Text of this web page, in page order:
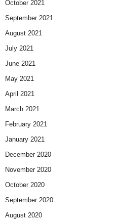
October 2021
September 2021
August 2021
July 2021
June 2021
May 2021
April 2021
March 2021
February 2021
January 2021
December 2020
November 2020
October 2020
September 2020
August 2020